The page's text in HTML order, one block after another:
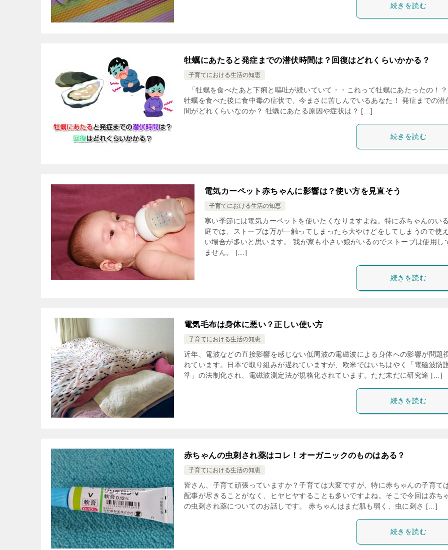
続きを読む
牡蠣にあたると発症までの潜伏時間は？回復はどれくらいかかる？
子育てにおける生活の知恵
「牡蠣を食べたあと下痢と嘔吐が続いていて・・これって牡蠣にあたったの！？
牡蠣を食べた後に食中毒の症状で、今まさに苦しんでいるあなた！ 発症までの潜
間がどれくらいなのか？ 牡蠣にあたる原因や症状は？ […]
続きを読む
電気カーペット赤ちゃんに影響は？使い方を見直そう
子育てにおける生活の知恵
寒い季節には電気カーペットを使いたくなりますよね。特に赤ちゃんのい
庭では、ストーブは万が一触ってしまったら大やけどをしてしまうので使
い場合が多いと思います。 我が家も小さい娘がいるのでストーブは使用し
ません。 […]
続きを読む
電気毛布は身体に悪い？正しい使い方
子育てにおける生活の知恵
近年、電波などの直接影響を感じない低周波の電磁波による身体への影響が問題
れています。日本で取り組みが遅れていますが、欧米ではいちはやく「電磁波防
準」の法制化され、電磁波測定法が規格化されています。ただ未だに研究途 […]
続きを読む
赤ちゃんの虫刺され薬はコレ！オーガニックのものはある？
子育てにおける生活の知恵
皆さん、子育て頑張っていますか？子育ては大変ですが、特に赤ちゃんの子育て
配事が尽きることがなく、ヒヤヒヤすることも多いですよね。そこで今回は赤ち
の虫刺され薬についてのお話しです。 赤ちゃんはまだ肌も弱く、虫に刺さ […]
続きを読む